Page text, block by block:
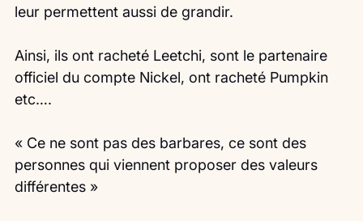
leur permettent aussi de grandir.
Ainsi, ils ont racheté Leetchi, sont le partenaire
officiel du compte Nickel, ont racheté Pumpkin
etc….
« Ce ne sont pas des barbares, ce sont des
personnes qui viennent proposer des valeurs
différentes »